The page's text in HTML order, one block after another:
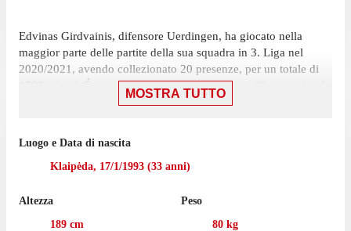
Edvinas Girdvainis, difensore Uerdingen, ha giocato nella
maggior parte delle partite della sua squadra in 3. Liga nel
2020/2021, avendo collezionato 20 presenze, per un totale di
1703 minuti. É partito titolare in 19 presenze su 38 giornate ed
partita in cui ha giocato 90 minuti con la maglia Uerdingen
contro Waldhof Mannheim, nel pareggio per 1-1. In questa
cartellini gialli, oltre a essere stato espulso 2 volte.
Nell'ultima stagione con Uerdingen in 3. Liga Girdvainis ha
MOSTRA TUTTO
Luogo e Data di nascita
Klaipėda, 17/1/1993 (33 anni)
Altezza
189 cm
Peso
80 kg